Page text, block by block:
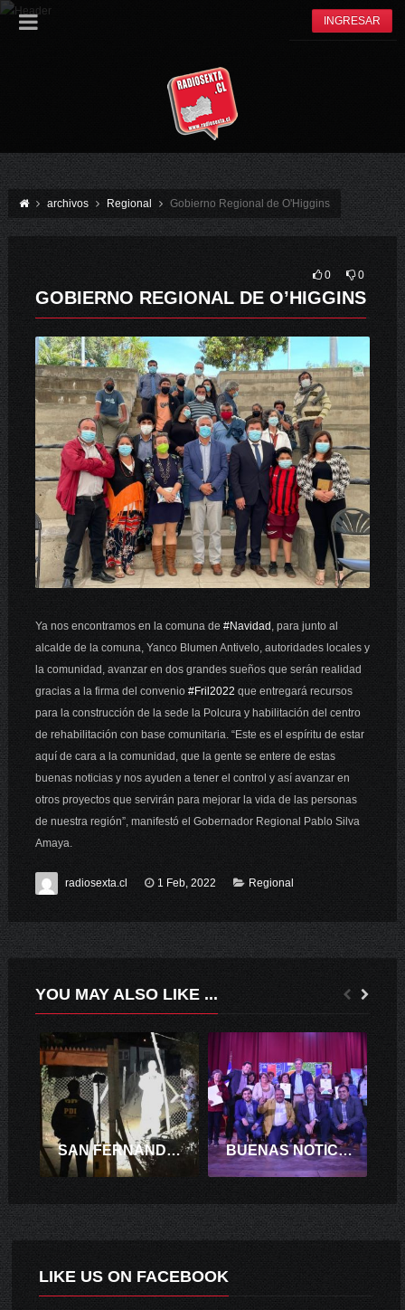
INGRESAR
archivos Regional Gobierno Regional de O'Higgins
0 0
GOBIERNO REGIONAL DE O’HIGGINS
Ya nos encontramos en la comuna de #Navidad , para junto al
alcalde de la comuna, Yanco Blumen Antivelo, autoridades locales y
la comunidad, avanzar en dos grandes sueños que serán realidad
gracias a la firma del convenio #Fril2022 que entregará recursos
para la construcción de la sede la Polcura y habilitación del centro
de rehabilitación con base comunitaria. “Este es el espíritu de estar
aquí de cara a la comunidad, que la gente se entere de estas
buenas noticias y nos ayuden a tener el control y así avanzar en
otros proyectos que servirán para mejorar la vida de las personas
de nuestra región”, manifestó el Gobernador Regional Pablo Silva
Amaya.
radiosexta.cl 1 Feb, 2022 Regional
YOU MAY ALSO LIKE ...
SAN FERNANDO: PDI INVESTIGA HOMICIDIO CON ARMA DE FUEGO EN SECTOR POLONIA BUENAS NOTICIAS: MINVU O’HIGGINS ENTREGÓ SUBSIDIOS DE MEJORAMIENTO DE VIVIENDAS EN GRANEROS Y COLTAUCO
LIKE US ON FACEBOOK